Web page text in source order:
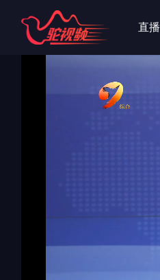
字
字 直播